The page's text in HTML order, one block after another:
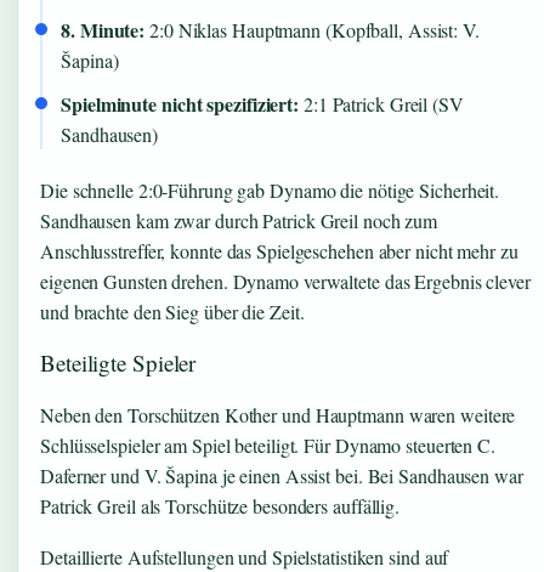
8. Minute: 2:0 Niklas Hauptmann (Kopfball, Assist: V.
Šapina)
Spielminute nicht spezifiziert: 2:1 Patrick Greil (SV
Sandhausen)
Die schnelle 2:0-Führung gab Dynamo die nötige Sicherheit.
Sandhausen kam zwar durch Patrick Greil noch zum
Anschlusstreffer, konnte das Spielgeschehen aber nicht mehr zu
eigenen Gunsten drehen. Dynamo verwaltete das Ergebnis clever
und brachte den Sieg über die Zeit.
Beteiligte Spieler
Neben den Torschützen Kother und Hauptmann waren weitere
Schlüsselspieler am Spiel beteiligt. Für Dynamo steuerten C.
Daferner und V. Šapina je einen Assist bei. Bei Sandhausen war
Patrick Greil als Torschütze besonders auffällig.
Detaillierte Aufstellungen und Spielstatistiken sind auf